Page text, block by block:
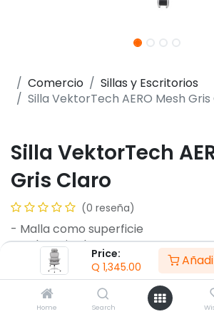
Price:
Q 1,345.00
Home Search
Comercio
Sillas y Escritorios
Silla VektorTech AERO Mesh
Silla VektorTech
Gris Claro
(0 reseña)
- Malla como superficie
- Color gris claro
- Sistema de reposabrazos
- Mecanismo de mariposa
- Espuma de densidad 25+
- Soporte de peso de 120 kg